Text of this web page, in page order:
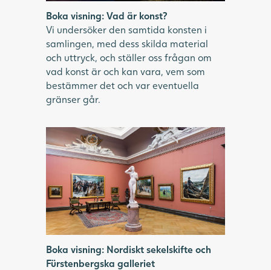
Boka visning: Vad är konst?
Vi undersöker den samtida konsten i
samlingen, med dess skilda material
och uttryck, och ställer oss frågan om
vad konst är och kan vara, vem som
bestämmer det och var eventuella
gränser går.
Boka visning: Nordiskt sekelskifte och
Fürstenbergska galleriet